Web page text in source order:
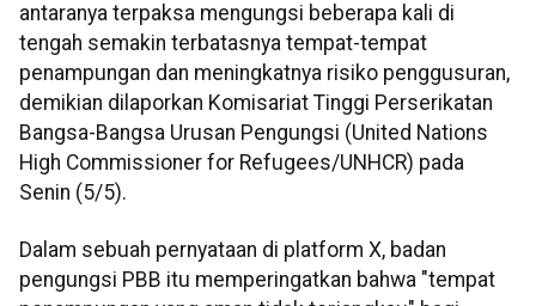
antaranya terpaksa mengungsi beberapa kali di
tengah semakin terbatasnya tempat-tempat
penampungan dan meningkatnya risiko penggusuran,
demikian dilaporkan Komisariat Tinggi Perserikatan
Bangsa-Bangsa Urusan Pengungsi (United Nations
High Commissioner for Refugees/UNHCR) pada
Senin (5/5).
Dalam sebuah pernyataan di platform X, badan
pengungsi PBB itu memperingatkan bahwa "tempat